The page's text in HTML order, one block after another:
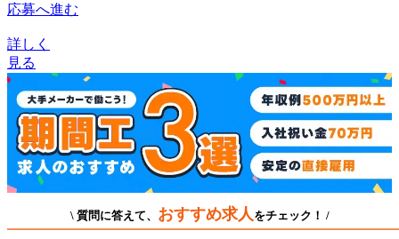
応募へ進む
詳しく
見る
\ 質問に答えて、 おすすめ求人 をチェック！ /